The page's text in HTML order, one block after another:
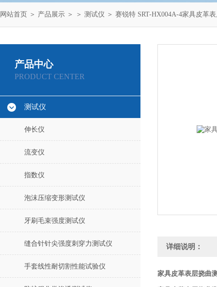
网站首页 ＞ 产品展示 ＞ ＞ 测试仪 ＞ 赛锐特 SRT-HX004A-4家具皮革
产品中心
PRODUCT CENTER
测试仪
伸长仪
流变仪
指数仪
泡沫压缩变形测试仪
牙刷毛束强度测试仪
缝合针针尖强度刺穿力测试仪
手套线性耐切割性能试验仪
详细说明：
家具皮革表层挠曲